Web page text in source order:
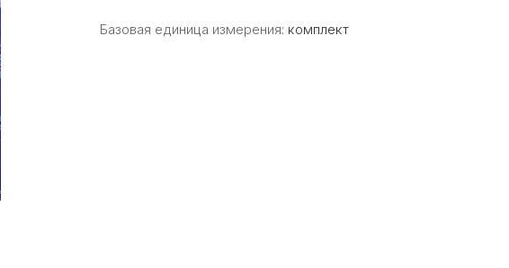
Базовая единица измерения: комплект